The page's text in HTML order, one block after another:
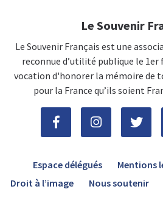
Le Souvenir
Le Souvenir Français est une
reconnue d’utilité publique le 1er
vocation d'honorer la mémoire de
pour la France qu’ils soient
Espace délégués Mentions
Droit à l’image
Nous soutenir